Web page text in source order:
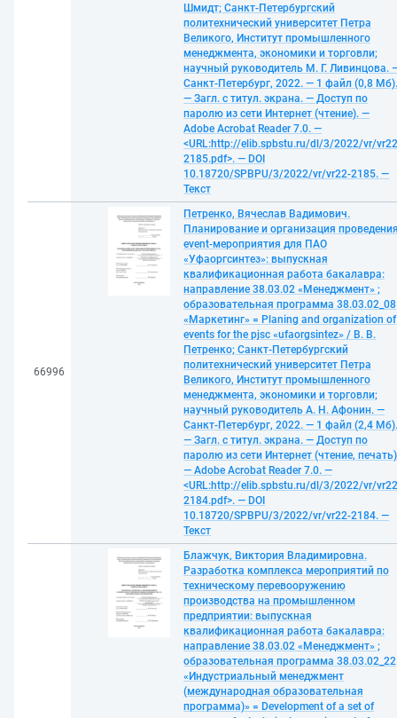
Шмидт; Санкт-Петербургский
политехнический университет Петра
Великого, Институт промышленного
менеджмента, экономики и торговли;
научный руководитель М. Г. Ливинцова.
Санкт-Петербург, 2022. — 1 файл (0,8 Мб).
— Загл. с титул. экрана. — Доступ по
паролю из сети Интернет (чтение). —
Adobe Acrobat Reader 7.0. —
<URL:http://elib.spbstu.ru/dl/3/2022/vr/
2185.pdf>. — DOI
10.18720/SPBPU/3/2022/vr/vr22-2185. —
Текст
66996
Петренко, Вячеслав Вадимович.
Планирование и организация
event-мероприятия для ПАО
«Уфаоргсинтез»: выпускная
квалификационная работа бакалавра:
направление 38.03.02 «Менеджмент» ;
образовательная программа 38.03.02_08
«Маркетинг» = Planing and organization of
events for the pjsc «ufaorgsintez» / В. В.
Петренко; Санкт-Петербургский
политехнический университет Петра
Великого, Институт промышленного
менеджмента, экономики и торговли;
научный руководитель А. Н. Афонин. —
Санкт-Петербург, 2022. — 1 файл (2,4 Мб).
— Загл. с титул. экрана. — Доступ по
паролю из сети Интернет (чтение,
— Adobe Acrobat Reader 7.0. —
<URL:http://elib.spbstu.ru/dl/3/2022/vr/
2184.pdf>. — DOI
10.18720/SPBPU/3/2022/vr/vr22-2184. —
Текст
Блажчук, Виктория Владимировна.
Разработка комплекса мероприятий по
техническому перевооружению
производства на промышленном
предприятии: выпускная
квалификационная работа бакалавра:
направление 38.03.02 «Менеджмент» ;
образовательная программа 38.03.02_22
«Индустриальный менеджмент
(международная образовательная
программа)» = Development of a set of